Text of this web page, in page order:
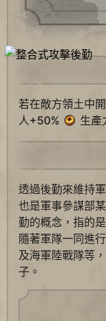
若在敵方領土中
人+50%
生產
透過後勤來維持
也是軍事參謀部
勤的概念，指的
隨著軍隊一同進
及海軍陸戰隊等
子。